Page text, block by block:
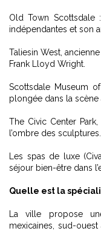
Old Town Scottsdale
indépendantes et son
Taliesin West,
Frank Lloyd Wright.
Scottsdale Museum
plongée dans la scène
The Civic Center
l’ombre des sculptures.
Les spas de luxe
séjour bien-être dans
Quelle est la
La ville propose
mexicaines, sud-